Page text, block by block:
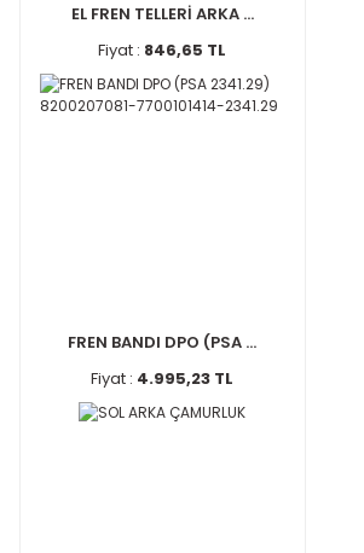
EL FREN TELLERİ ARKA ...
Fiyat : 846,65 TL
FREN BANDI DPO (PSA ...
Fiyat : 4.995,23 TL